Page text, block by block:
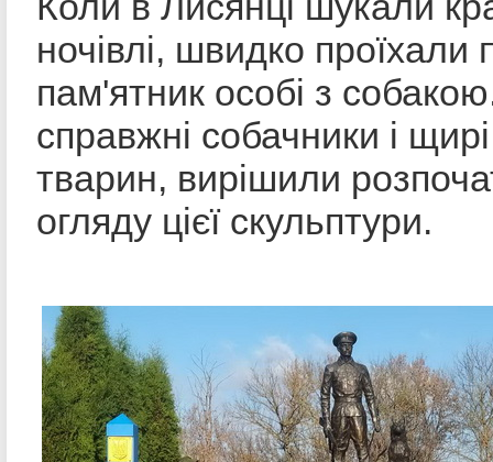
ночівлі, швидко проїхали
пам'ятник особі з
справжні собачники і
тварин, вирішили
огляду цієї скульптури.